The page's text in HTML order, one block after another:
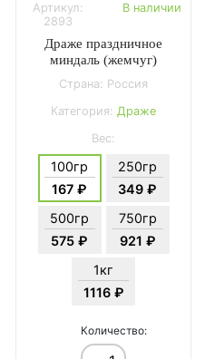
Артикул:
2893
В наличии
Драже праздничное
миндаль (жемчуг)
Страна: Россия
Категория: Драже
Вес:
100гр
167 ₽
250гр
349 ₽
500гр
575 ₽
750гр
921 ₽
1кг
1116 ₽
Количество: